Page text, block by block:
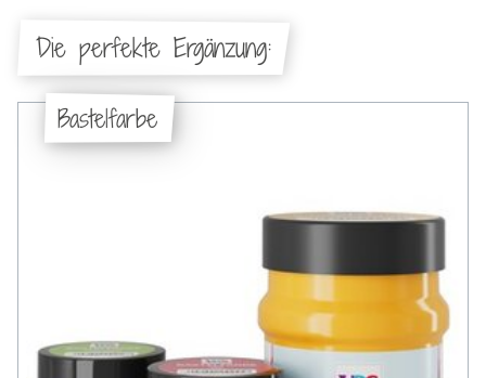
Die perfekte Ergänzung:
Bastelfarbe